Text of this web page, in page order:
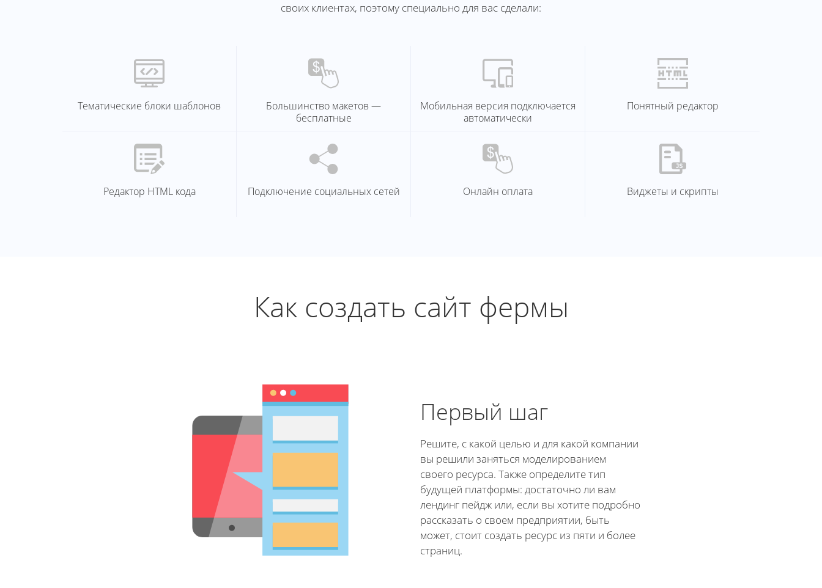
своих клиентах, поэтому специально для вас сделали:
Тематические блоки шаблонов
Большинство макетов —
бесплатные
Мобильная версия подключается
автоматически
Понятный редактор
Редактор HTML кода Подключение социальных сетей Онлайн оплата Виджеты и скрипты
Как создать сайт фермы
Первый шаг
Решите, с какой целью и для какой компании
вы решили заняться моделированием
своего ресурса. Также определите тип
будущей платформы: достаточно ли вам
лендинг пейдж или, если вы хотите подробно
рассказать о своем предприятии, быть
может, стоит создать ресурс из пяти и более
страниц.